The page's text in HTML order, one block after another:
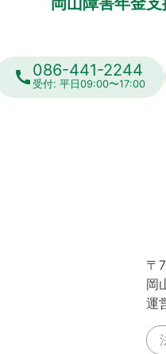
call086-441-2244
受付: 平日09:00〜17:00
〒
岡
運